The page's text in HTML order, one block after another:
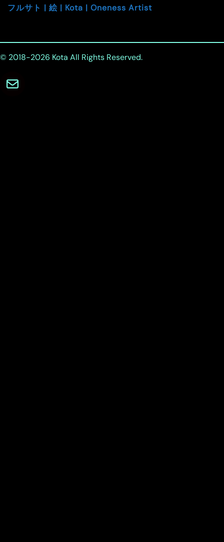
フルサト | 絵 | Kota | Oneness Artist
© 2018-2026 Kota All Rights Reserved.